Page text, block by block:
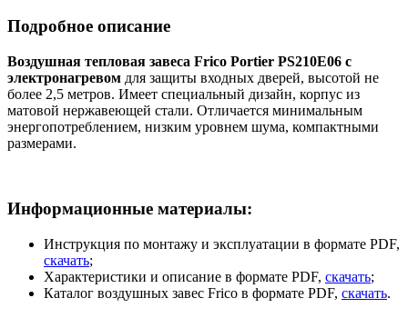
Подробное описание
Воздушная тепловая завеса Frico Portier PS210E06 с
электронагревом для защиты входных дверей, высотой не
более 2,5 метров. Имеет специальный дизайн, корпус из
матовой нержавеющей стали. Отличается минимальным
энергопотреблением, низким уровнем шума, компактными
размерами.
Информационные материалы:
Инструкция по монтажу и эксплуатации в формате PDF,
скачать;
Характеристики и описание в формате PDF, скачать;
Каталог воздушных завес Frico в формате PDF, скачать.